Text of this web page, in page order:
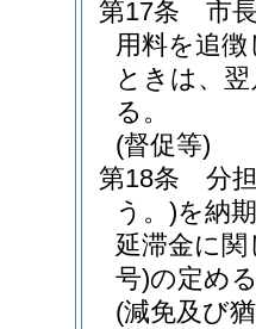
第17条
市
用料を追
ときは、
る。
(督促等)
第18条
分
う。)を納
延滞金に
号)の定め
(減免及び